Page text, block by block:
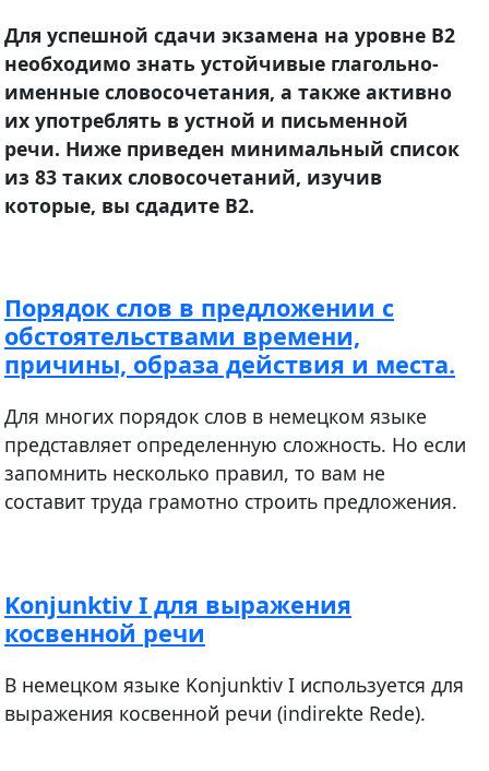
Для успешной сдачи экзамена на уровне В2
необходимо знать устойчивые глагольно-
именные словосочетания, а также активно
их употреблять в устной и письменной
речи. Ниже приведен минимальный список
из 83 таких словосочетаний, изучив
которые, вы сдадите В2.
Порядок слов в предложении с
обстоятельствами времени,
причины, образа действия и места.
Для многих порядок слов в немецком языке
представляет определенную сложность. Но если
запомнить несколько правил, то вам не
составит труда грамотно строить предложения.
Konjunktiv I для выражения
косвенной речи
В немецком языке Konjunktiv I используется для
выражения косвенной речи (indirekte Rede).